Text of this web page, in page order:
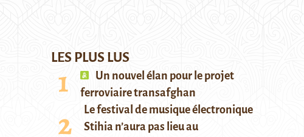
LES PLUS LUS
Un nouvel élan pour le projet
ferroviaire transafghan
Le festival de musique électronique
Stihia n’aura pas lieu au